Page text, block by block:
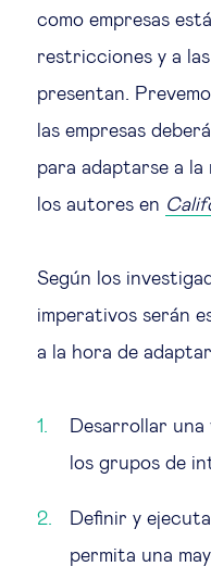
Insights &
EN
como empresas
restricciones y a
presentan.
las empresas
para adaptarse a la
los autores en
Según los
imperativos serán
a la hora de
Desarrollar una
los grupos de
Definir y
permita una